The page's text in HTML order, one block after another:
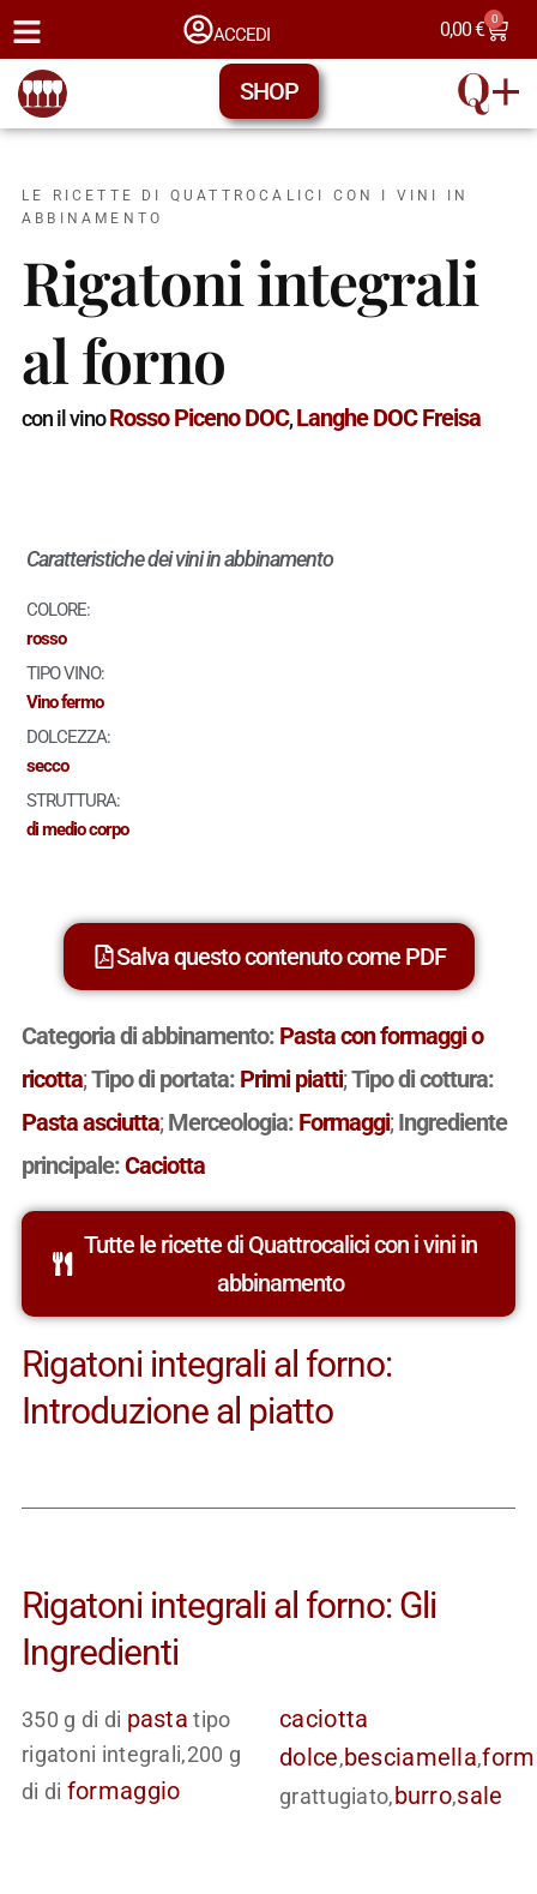
ACCEDI 0,00€ 0
SHOP
LE RICETTE DI QUATTROCALICI CON I VINI IN
ABBINAMENTO
Rigatoni integrali
al forno
con il vinoRosso Piceno DOC,Langhe DOC Freisa
Caratteristiche dei vini in abbinamento
COLORE:
rosso
TIPO VINO:
Vino fermo
DOLCEZZA:
secco
STRUTTURA:
di medio corpo
Salva questo contenuto come PDF
Categoria di abbinamento: Pasta con formaggi o
ricotta;Tipo di portata: Primi piatti;Tipo di cottura:
Pasta asciutta;Merceologia: Formaggi;Ingrediente
principale:Caciotta
Tutte le ricette di Quattrocalici con i vini in
abbinamento
Rigatoni integrali al forno:
Introduzione al piatto
Rigatoni integrali al forno: Gli
Ingredienti
350 g di di pasta tipo
rigatoni integrali,200 g
di di formaggio
caciotta
dolce,besciamella,
grattugiato, burro,sale